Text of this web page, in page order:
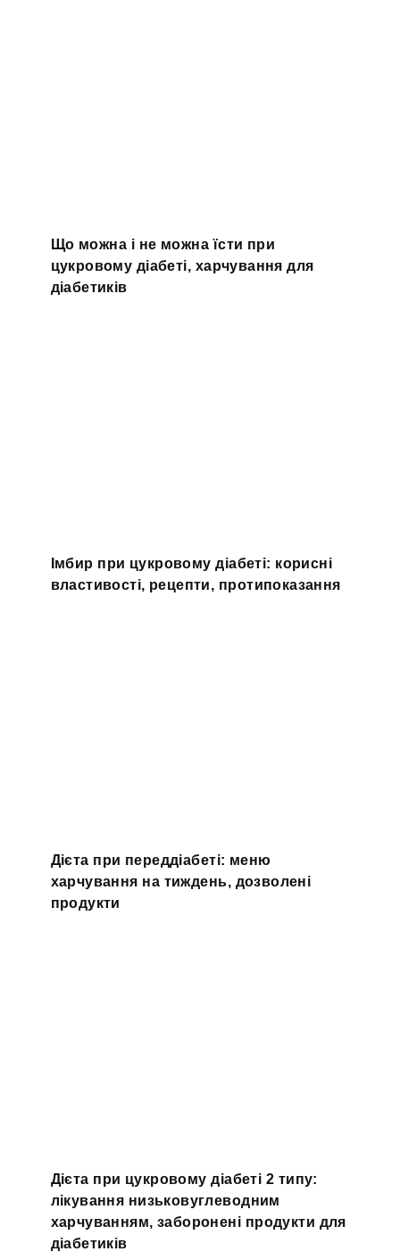
Що можна і не можна їсти при
цукровому діабеті, харчування для
діабетиків
Імбир при цукровому діабеті: корисні
властивості, рецепти, протипоказання
Дієта при переддіабеті: меню
харчування на тиждень, дозволені
продукти
Дієта при цукровому діабеті 2 типу:
лікування низьковуглеводним
харчуванням, заборонені продукти для
діабетиків